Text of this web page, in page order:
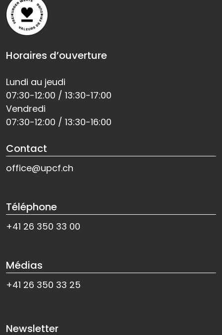
Horaires d’ouverture
Lundi au jeudi
07:30-12:00 / 13:30-17:00
Vendredi
07:30-12:00 / 13:30-16:00
Contact
office@upcf.ch
Téléphone
+41 26 350 33 00
Médias
+41 26 350 33 25
Newsletter